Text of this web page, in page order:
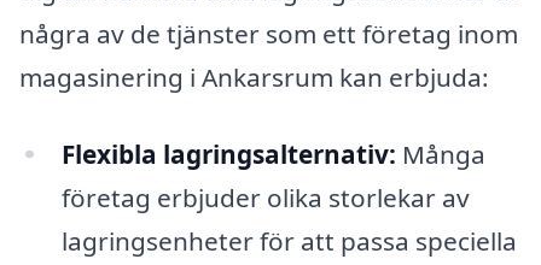
några av de tjänster som ett företag inom
magasinering i Ankarsrum kan erbjuda:
Flexibla lagringsalternativ: Många
företag erbjuder olika storlekar av
lagringsenheter för att passa speciella